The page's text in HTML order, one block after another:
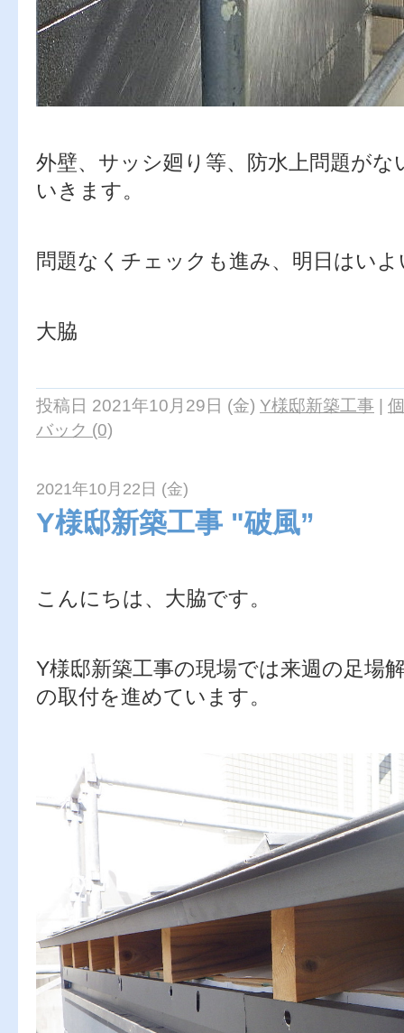
外壁、サッシ廻り等、防水上問題が
いきます。
問題なくチェックも進み、明日はい
大脇
投稿日 2021年10月29日 (金) Y様邸新築工事 |
バック (0)
2021年10月22日 (金)
Y様邸新築工事 "破風”
こんにちは、大脇です。
Y様邸新築工事の現場では来週の足場
の取付を進めています。